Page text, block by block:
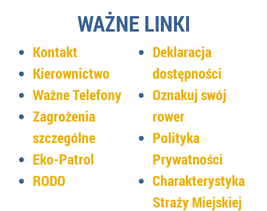
WAŻNE LINKI
Kontakt
Kierownictwo
Ważne Telefony
Zagrożenia
szczególne
Eko-Patrol
RODO
Deklaracja
dostępności
Oznakuj swój
rower
Polityka
Prywatności
Charakterystyka
Straży Miejskiej